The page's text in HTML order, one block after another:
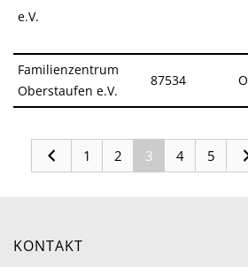
e.V.
Familienzentrum
Oberstaufen e.V.
87534
1 2 3 4 5
KONTAKT